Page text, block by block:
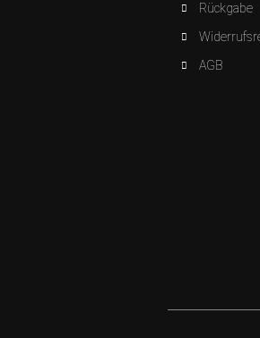
Rückgabe
AGB